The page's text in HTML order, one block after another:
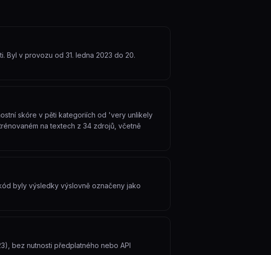
Byl v provozu od 31. ledna 2023 do 20.
skóre v pěti kategoriích od 'very unlikely
na textech z 34 zdrojů, včetně
byly výsledky výslovně označeny jako
bez nutnosti předplatného nebo API